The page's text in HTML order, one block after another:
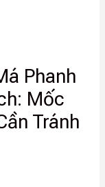
Phanh
Mốc
Tránh